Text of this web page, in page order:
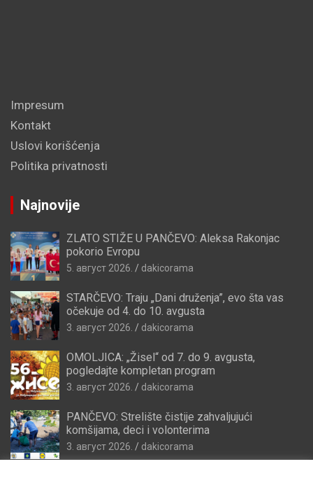
Impresum
Kontakt
Uslovi korišćenja
Politika privatnosti
Najnovije
ZLATO STIŽE U PANČEVO: Aleksa Rakonjac
pokorio Evropu
5. август 2026. dakicorama
STARČEVO: Traju „Dani druženja”, evo šta vas
očekuje od 4. do 10. avgusta
3. август 2026. dakicorama
OMOLJICA: „Žisel“ od 7. do 9. avgusta,
pogledajte kompletan program
3. август 2026. dakicorama
PANČEVO: Strelište čistije zahvaljujući
komšijama, deci i volonterima
3. август 2026. dakicorama